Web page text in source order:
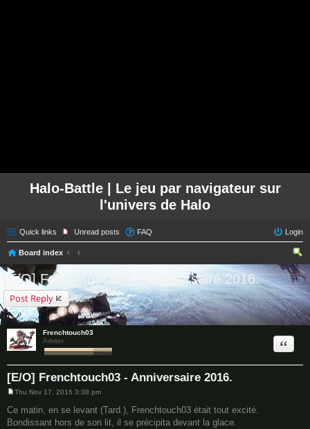
Halo-Battle | Le jeu par navigateur sur
l'univers de Halo
Quick links Unread posts FAQ Login
Board index
ear
ch
[E/O] Frenchtouch03 - Anniversaire 2016.
Post Reply
4 posts • Page1of1
Frenchtouch03
Arbiter
[E/O] Frenchtouch03 - Anniversaire 2016.
Quote
s
t
Thu Nov 17, 2016 3:38 pm
Ce matin, en se levant (Tard.), Frenchtouch03 était tout excité.
Bondissant hors de son lit, il se précipita devant la glace.